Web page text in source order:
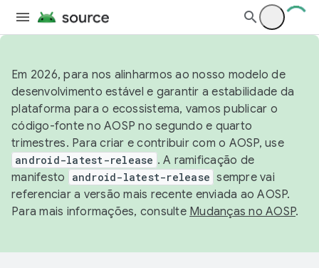
Em 2026, para nos alinharmos ao nosso modelo de
desenvolvimento estável e garantir a estabilidade da
plataforma para o ecossistema, vamos publicar o
código-fonte no AOSP no segundo e quarto
trimestres. Para criar e contribuir com o AOSP, use
android-latest-release . A ramificação de
manifesto
android-latest-release sempre vai
referenciar a versão mais recente enviada ao AOSP.
Para mais informações, consulte Mudanças no AOSP.